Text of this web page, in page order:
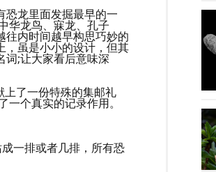
恐龙里面发掘最早的一
华龙鸟、寐龙、孔子
往内时间越早构思巧妙的
，虽是小小的设计，但其
词;让大家看后意味深
上了一份特殊的集邮礼
个真实的记录作用。
一排或者几排，所有恐